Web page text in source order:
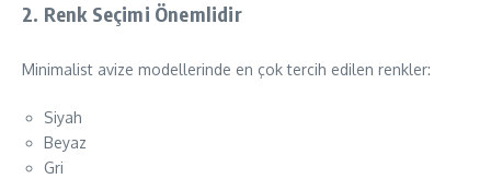
2. Renk Seçimi Önemlidir
Minimalist avize modellerinde en çok tercih edilen renkler:
Siyah
Beyaz
Gri